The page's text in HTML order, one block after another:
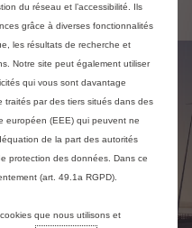
du réseau et l’accessibilité. Ils
grâce à diverses fonctionnalités
les résultats de recherche et
Notre site peut également utiliser
qui vous sont davantage
par des tiers situés dans des
européen (EEE) qui peuvent ne
de la part des autorités
protection des données. Dans ce
(art. 49.1a RGPD).
que nous utilisons et